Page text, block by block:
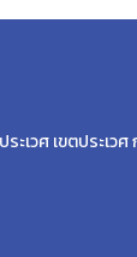
เวศ เขตประเวศ